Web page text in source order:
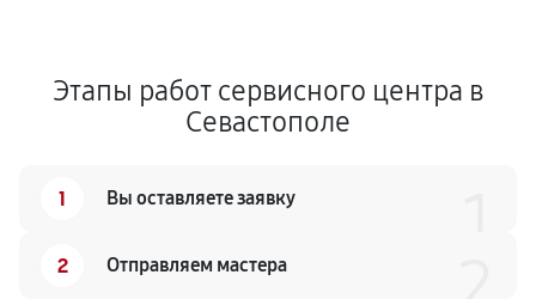
Этапы работ сервисного центра в
Севастополе
1 Вы оставляете заявку
2 Отправляем мастера